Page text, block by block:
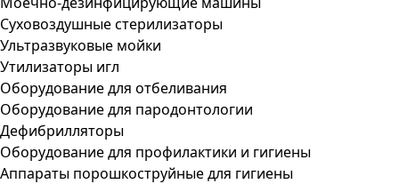
Суховоздушные стерилизаторы
Ультразвуковые мойки
Утилизаторы игл
Оборудование для отбеливания
Оборудование для пародонтологии
Дефибрилляторы
Оборудование для профилактики и гигиены
Аппараты порошкоструйные для гигиены